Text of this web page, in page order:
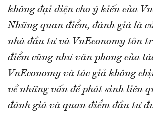
không đại diện cho ý kiến của
Những quan điểm, đánh giá là
nhà đầu tư và VnEconomy tôn
điểm cũng như văn phong của
VnEconomy và tác giả không
về những vấn đề phát sinh liên
đánh giá và quan điểm đầu tư